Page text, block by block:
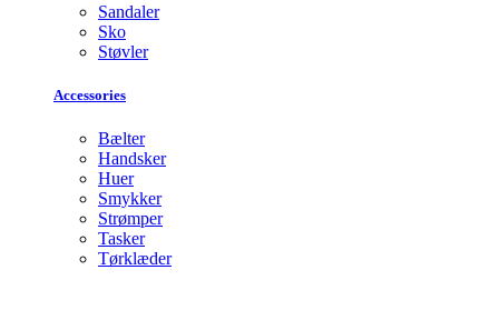
Sandaler
Sko
Støvler
Accessories
Bælter
Handsker
Huer
Smykker
Strømper
Tasker
Tørklæder